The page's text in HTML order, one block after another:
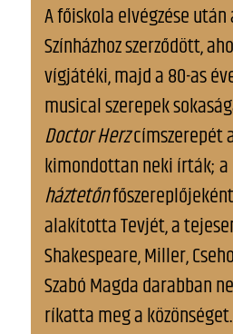
A főiskola elvégzése után
Színházhoz szerződött,
vígjátéki, majd a 80-as
musical szerepek
Doctor Herzcímszerepét
kimondottan neki írták; a
háztetőn
alakította Tevjét, a
Shakespeare, Miller,
Szabó Magda darabban
ríkatta meg a közönséget.